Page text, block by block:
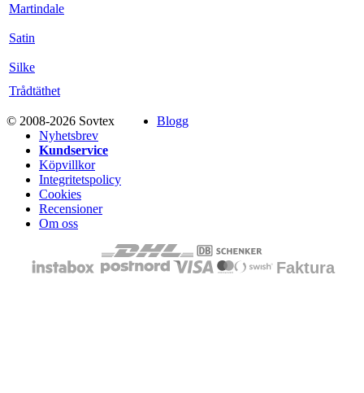
Martindale
Satin
Silke
Trådtäthet
© 2008-2026 Sovtex
Blogg
Nyhetsbrev
Kundservice
Köpvillkor
Integritetspolicy
Cookies
Recensioner
Om oss